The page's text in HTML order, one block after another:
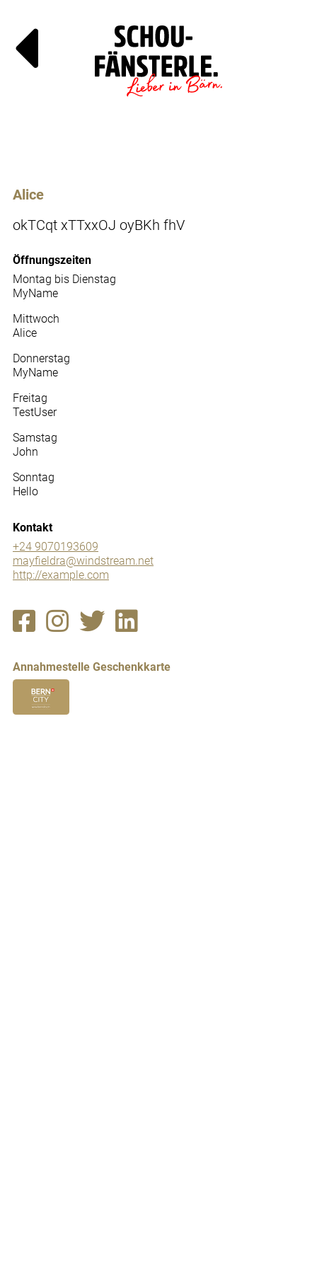
Alice
okTCqt xTTxxOJ oyBKh fhV
Öffnungszeiten
Montag bis Dienstag
MyName
Mittwoch
Alice
Donnerstag
MyName
Freitag
TestUser
Samstag
John
Sonntag
Hello
Kontakt
+24 9070193609
mayfieldra@windstream.net
http://example.com
Annahmestelle Geschenkkarte